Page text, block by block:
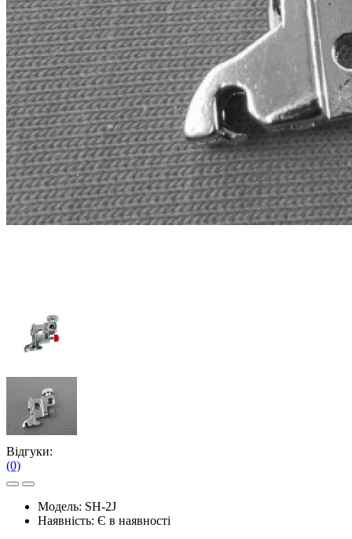
Відгуки:
(0)
Модель: SH-2J
Наявність: Є в наявності